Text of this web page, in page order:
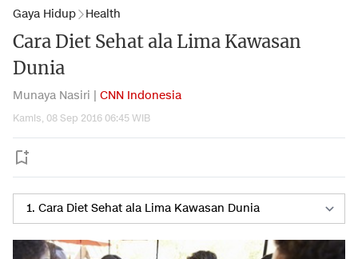
Gaya Hidup Health
Cara Diet Sehat ala Lima Kawasan
Dunia
Munaya Nasiri | CNN Indonesia
Kamis, 08 Sep 2016 06:45 WIB